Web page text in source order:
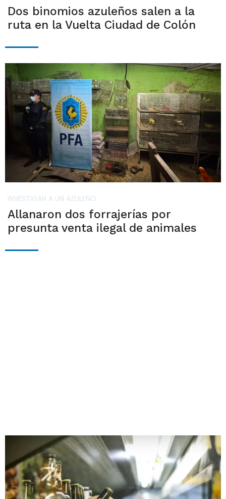
Dos binomios azuleños salen a la
ruta en la Vuelta Ciudad de Colón
INVESTIGAN A UN AZULEÑO
Allanaron dos forrajerías por
presunta venta ilegal de animales